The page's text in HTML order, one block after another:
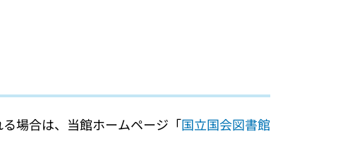
場合は、当館ホームページ「国立国会図書館